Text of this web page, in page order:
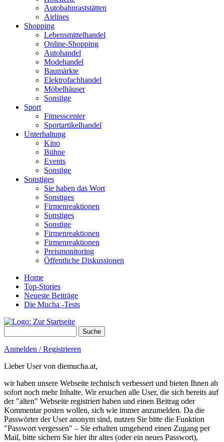
Autobahnraststätten
Airlines
Shopping
Lebensmittelhandel
Online-Shopping
Autohandel
Modehandel
Baumärkte
Elektrofachhandel
Möbelhäuser
Sonstige
Sport
Fitnesscenter
Sportartikelhandel
Unterhaltung
Kino
Bühne
Events
Sonstige
Sonstiges
Sie haben das Wort
Sonstiges
Firmenreaktionen
Sonstiges
Sonstige
Firmenreaktionen
Firmenreaktionen
Preismonitoring
Öffentliche Diskussionen
Home
Top-Stories
Neueste Beiträge
Die Mucha -Tests
Anmelden / Registrieren
Lieber User von diemucha.at,
wir haben unsere Webseite technisch verbessert und bieten Ihnen ab
sofort noch mehr Inhalte. Wir ersuchen alle User, die sich bereits auf
der "alten" Webseite registriert haben und einen Beitrag oder
Kommentar posten wollen, sich wie immer anzumelden. Da die
Passwörter der User anonym sind, nutzen Sie bitte die Funktion
"Passwort vergessen" – Sie erhalten umgehend einen Zugang per
Mail, bitte sichern Sie hier ihr altes (oder ein neues Passwort),